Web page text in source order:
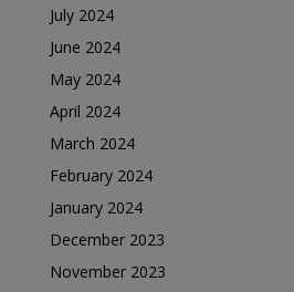
July 2024
June 2024
May 2024
April 2024
March 2024
February 2024
January 2024
December 2023
November 2023